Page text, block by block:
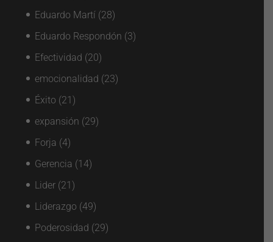
Eduardo Martí (28)
Eduardo Respondón (3)
Efectividad (20)
emocionalidad (23)
Éxito (21)
expansión (29)
Forja (4)
Gerencia (14)
Lider (21)
Liderazgo (49)
Poderosidad (29)